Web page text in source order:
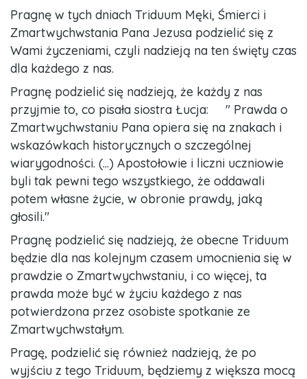
Pragnę w tych dniach Triduum Męki, Śmierci i
Zmartwychwstania Pana Jezusa podzielić się z
Wami życzeniami, czyli nadzieją na ten święty czas
dla każdego z nas.
Pragnę podzielić się nadzieją, że każdy z nas
przyjmie to, co pisała siostra Łucja: " Prawda o
Zmartwychwstaniu Pana opiera się na znakach i
wskazówkach historycznych o szczególnej
wiarygodności. (...) Apostołowie i liczni uczniowie
byli tak pewni tego wszystkiego, że oddawali
potem własne życie, w obronie prawdy, jaką
głosili."
Pragnę podzielić się nadzieją, że obecne Triduum
będzie dla nas kolejnym czasem umocnienia się w
prawdzie o Zmartwychwstaniu, i co więcej, ta
prawda może być w życiu każdego z nas
potwierdzona przez osobiste spotkanie ze
Zmartwychwstałym.
Pragę, podzielić się również nadzieją, że po
wyjściu z tego Triduum, będziemy z większa mocą